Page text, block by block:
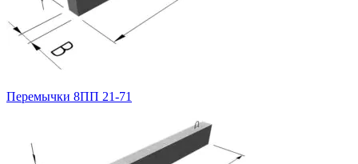
Перемычки 8ПП 21-71